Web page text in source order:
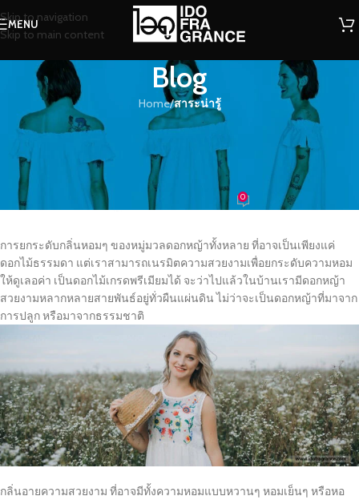
Skip to navigation
Skip to main content
MENU
Blog
Home/สาระน่ารู้
สาระน่ารู้
ยกระดับกลิ่นอายความหอมของดอก
หญ้า
น้ำหอม On 19/10/2020 0
การยกระดับกลิ่นหอมๆ ของหมู่มวลดอกหญ้าทั้งหลาย ที่อาจเป็นเพียงแค่
ดอกไม้ธรรมดา แต่เราสามารถเนรมิตความสวยงามเพื่อยกระดับความหอม
ให้ดูเลอค่า เป็นดอกไม้เกรดพรีเมียมได้ จะว่าไปแล้วในบ้านเรามีดอกหญ้า
สวยงามหลากหลายสายพันธ์อยู่ทั่วผืนแผ่นดิน ไม่ว่าจะเป็นดอกหญ้าที่มาจาก
การปลูก หรือมาจากธรรมชาติ
กลิ่นอายความสวยงาม ที่อาจมีทั้งความหอมแบบหวานๆ หอมเย็นๆ หรือหอ